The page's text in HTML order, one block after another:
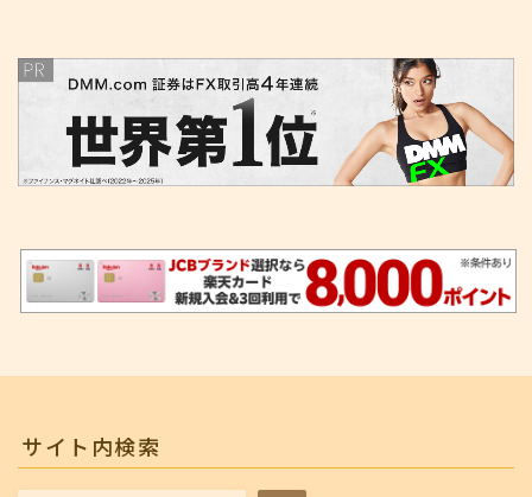
サイト内検索